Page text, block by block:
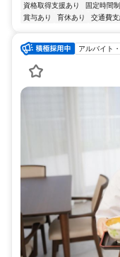
資格取得支援あり 固定時間制
賞与あり
育休あり 交通費
アルバイト